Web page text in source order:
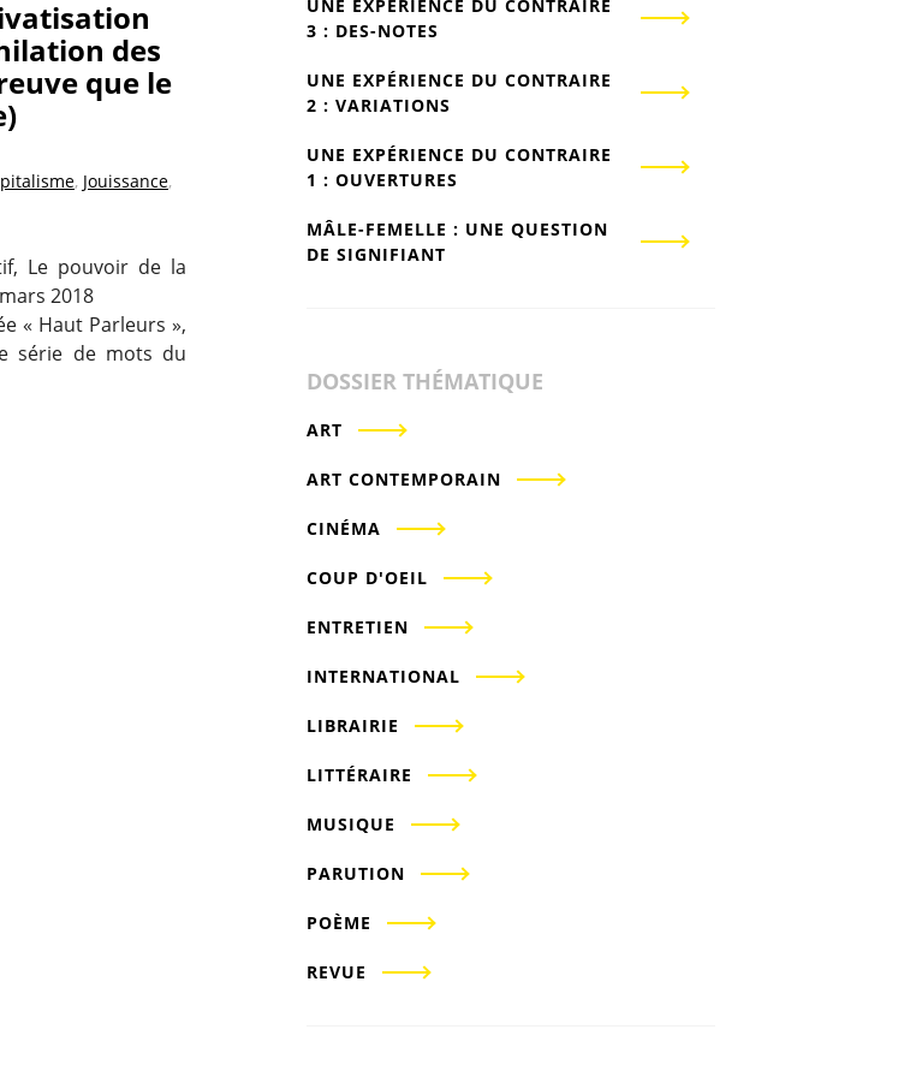
des
que le
, Jouissance,
Le pouvoir de la
2018
« Haut Parleurs »,
série de mots du
UNE EXPÉRIENCE DU CONTRAIRE
3 : DES-NOTES
UNE EXPÉRIENCE DU CONTRAIRE
2 : VARIATIONS
UNE EXPÉRIENCE DU CONTRAIRE
1 : OUVERTURES
MÂLE-FEMELLE : UNE QUESTION
DE SIGNIFIANT
DOSSIER THÉMATIQUE
ART
ART CONTEMPORAIN
CINÉMA
COUP D'OEIL
ENTRETIEN
INTERNATIONAL
LIBRAIRIE
LITTÉRAIRE
MUSIQUE
PARUTION
POÈME
REVUE